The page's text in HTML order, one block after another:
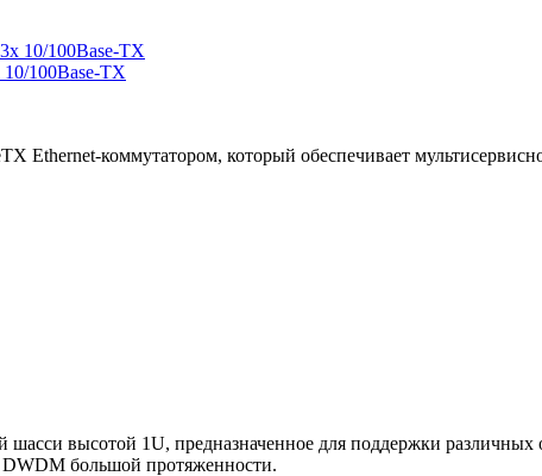
100Base-TX
Ethernet-коммутатором, который обеспечивает
шасси высотой 1U, предназначенное для поддержки
большой протяженности.